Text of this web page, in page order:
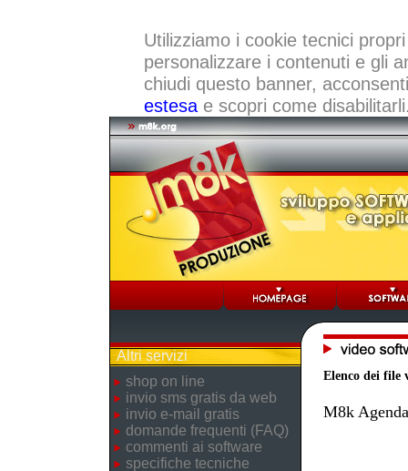
Utilizziamo i cookie tecnici
personalizzare i contenuti e gli
chiudi questo banner,
estesae scopri come
Altri servizi
shop on line
invio sms gratis da web
invio e-mail gratis
domande frequenti (FAQ)
commenti ai software
specifiche tecniche
Elenco dei file
M8k